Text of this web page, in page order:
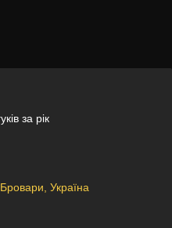
за рік
Україна